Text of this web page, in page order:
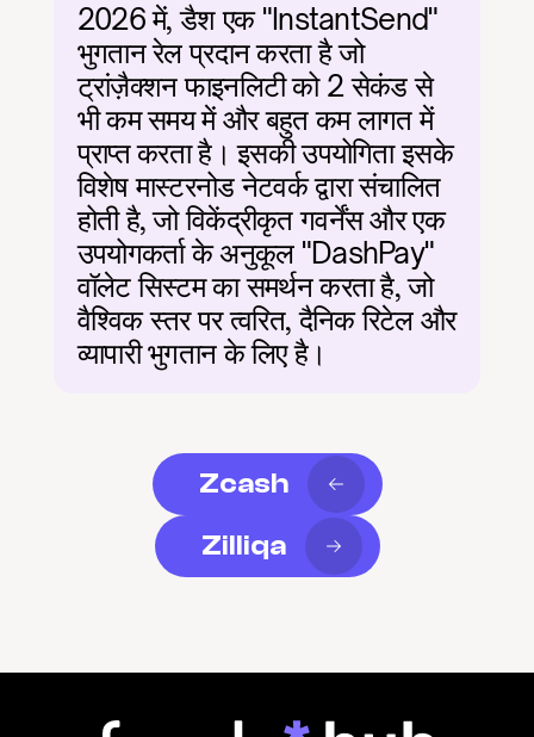
2026 में, डैश एक "InstantSend"
भुगतान रेल प्रदान करता है जो
ट्रांज़ैक्शन फाइनलिटी को 2 सेकंड से
भी कम समय में और बहुत कम लागत में
प्राप्त करता है। इसकी उपयोगिता इसके
विशेष मास्टरनोड नेटवर्क द्वारा संचालित
होती है, जो विकेंद्रीकृत गवर्नेंस और एक
उपयोगकर्ता के अनुकूल "DashPay"
वॉलेट सिस्टम का समर्थन करता है, जो
वैश्विक स्तर पर त्वरित, दैनिक रिटेल और
व्यापारी भुगतान के लिए है।
Zcash
Zilliqa